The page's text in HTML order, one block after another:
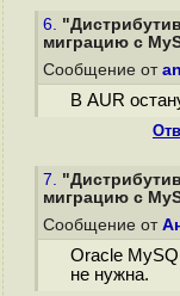
6.
миграцию с
Сообщение от
В AUR
7.
миграцию с
Сообщение от
Oracle
не нужна.